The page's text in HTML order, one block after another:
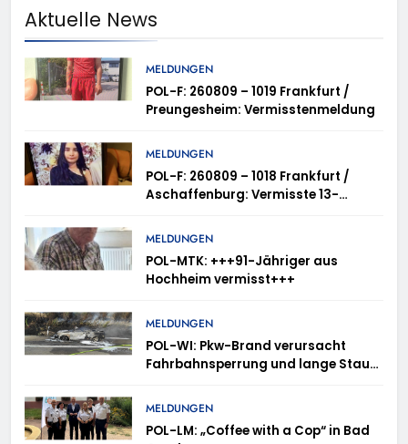
Aktuelle News
MELDUNGEN
POL-F: 260809 – 1019 Frankfurt /
Preungesheim: Vermisstenmeldung
MELDUNGEN
POL-F: 260809 – 1018 Frankfurt /
Aschaffenburg: Vermisste 13-
MELDUNGEN
POL-MTK: +++91-Jähriger aus
Hochheim vermisst+++
MELDUNGEN
POL-WI: Pkw-Brand verursacht
Fahrbahnsperrung und lange Staus
MELDUNGEN
POL-LM: „Coffee with a Cop“ in Bad